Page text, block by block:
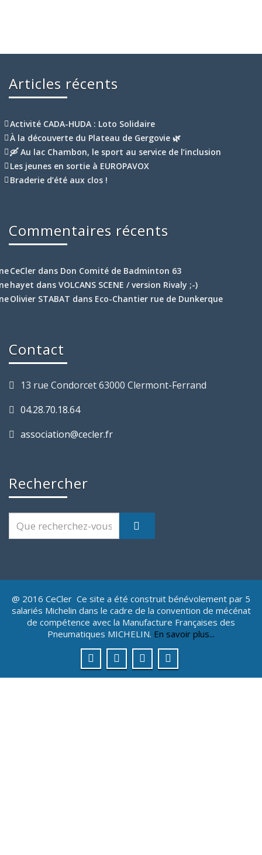
Articles récents
Activité CADA-HUDA : Loto Solidaire
À la découverte du Plateau de Gergovie 🌿
🛶 Au lac Chambon, le sport au service de l’inclusion
Les jeunes en sortie à EUROPAVOX
Braderie d’été aux clos !
Commentaires récents
CeCler dans Don Comité de Badminton 63
hayet dans VOLCANS SCENE / version Rivaly ;-)
Olivier STABAT dans Eco-Chantier rue de Dunkerque
Contact
13 rue Condorcet 63000 Clermont-Ferrand
04.28.70.18.64
association@cecler.fr
Rechercher
@ 2016 CeCler Ce site a été construit bénévolement par 5
salariés Michelin dans le cadre de la convention de mécénat
de compétence avec la Manufacture Françaises des
Pneumatiques MICHELIN. En savoir plus...